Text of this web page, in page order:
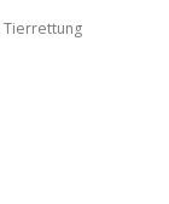
Tierrettung